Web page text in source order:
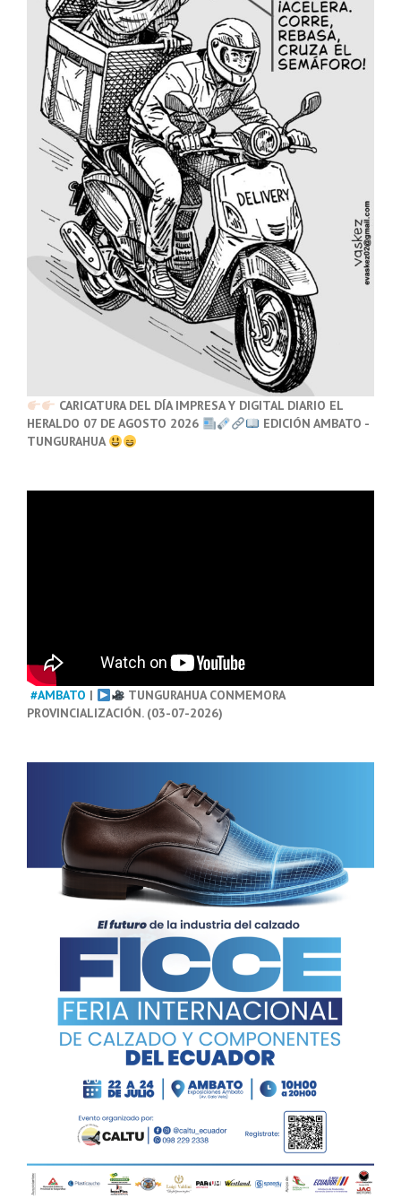
CARICATURA DEL DÍA IMPRESA Y DIGITAL DIARIO EL
HERALDO 07 DE AGOSTO 2026
EDICIÓN AMBATO -
TUNGURAHUA
#AMBATO |
TUNGURAHUA CONMEMORA
PROVINCIALIZACIÓN. (03-07-2026)